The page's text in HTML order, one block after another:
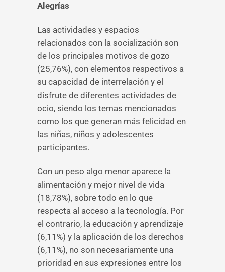
Alegrías
Las actividades y espacios
relacionados con la socialización son
de los principales motivos de gozo
(25,76%), con elementos respectivos a
su capacidad de interrelación y el
disfrute de diferentes actividades de
ocio, siendo los temas mencionados
como los que generan más felicidad en
las niñas, niños y adolescentes
participantes.
Con un peso algo menor aparece la
alimentación y mejor nivel de vida
(18,78%), sobre todo en lo que
respecta al acceso a la tecnología. Por
el contrario, la educación y aprendizaje
(6,11%) y la aplicación de los derechos
(6,11%), no son necesariamente una
prioridad en sus expresiones entre los